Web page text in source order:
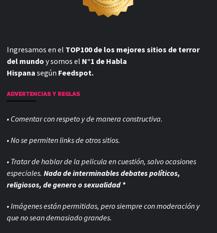
Ingresamos en el TOP100 de los mejores sitios de terror
del mundo y somos el N°1 de Habla
Hispana según Feedspot.
ADVERTENCIAS Y REGLAS
• Comentar con respeto y de manera constructiva.
• No se permiten links de otros sitios.
• Tratar de hablar de la pelicula en cuestión, salvo ocasiones
especiales. Nada de interminables debates políticos,
religiosos, de genero o sexualidad *
• Imágenes están permitidas, pero siempre conmoderación y
que no sean demasiado grandes.